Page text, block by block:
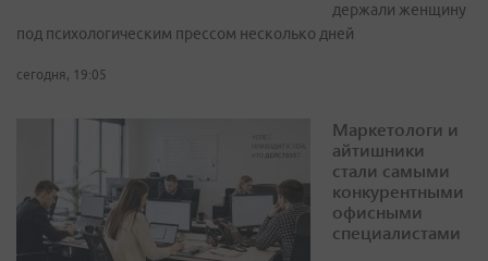
держали женщину
под психологическим прессом несколько дней
сегодня, 19:05
Маркетологи и
айтишники
стали самыми
конкурентными
офисными
специалистами